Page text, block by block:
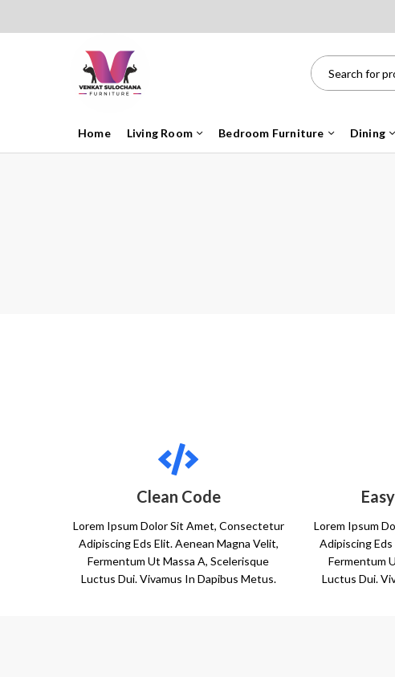
Home Living Room Bedroom Furniture Dining
Clean Code
Lorem Ipsum Dolor Sit Amet, Consectetur
Adipiscing Eds Elit. Aenean Magna Velit,
Fermentum Ut Massa A, Scelerisque
Luctus Dui. Vivamus In Dapibus Metus.
Lorem Ipsum
Adipiscing
Fermentum
Luctus Dui.